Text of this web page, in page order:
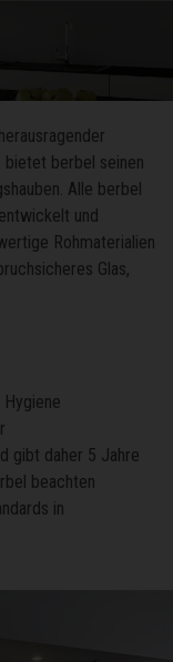
bietet berbel seinen
Alle berbel
und
Rohmaterialien
Glas,
gibt daher 5 Jahre
beachten
in